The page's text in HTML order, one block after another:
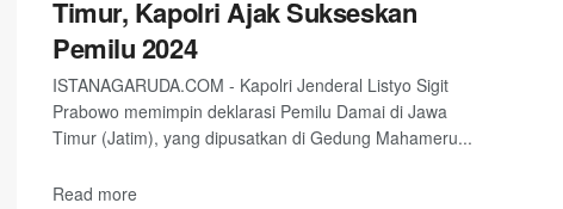
Timur, Kapolri Ajak Sukseskan
Pemilu 2024
ISTANAGARUDA.COM - Kapolri Jenderal Listyo Sigit
Prabowo memimpin deklarasi Pemilu Damai di Jawa
Timur (Jatim), yang dipusatkan di Gedung Mahameru...
Read more